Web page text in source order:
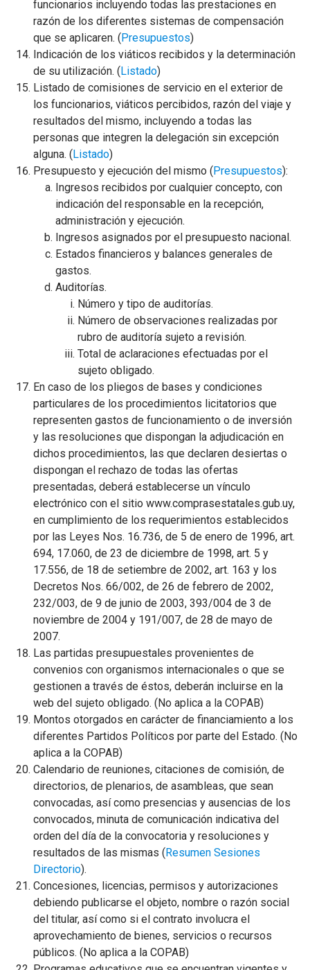
funcionarios incluyendo todas las prestaciones en
razón de los diferentes sistemas de compensación
que se aplicaren. (Presupuestos)
Indicación de los viáticos recibidos y la determinación
de su utilización. (Listado)
Listado de comisiones de servicio en el exterior de
los funcionarios, viáticos percibidos, razón del viaje y
resultados del mismo, incluyendo a todas las
personas que integren la delegación sin excepción
alguna. (Listado)
Presupuesto y ejecución del mismo (Presupuestos):
Ingresos recibidos por cualquier concepto, con
indicación del responsable en la recepción,
administración y ejecución.
Ingresos asignados por el presupuesto nacional.
Estados financieros y balances generales de
gastos.
Auditorías.
Número y tipo de auditorías.
Número de observaciones realizadas por
rubro de auditoría sujeto a revisión.
Total de aclaraciones efectuadas por el
sujeto obligado.
En caso de los pliegos de bases y condiciones
particulares de los procedimientos licitatorios que
representen gastos de funcionamiento o de inversión
y las resoluciones que dispongan la adjudicación en
dichos procedimientos, las que declaren desiertas o
dispongan el rechazo de todas las ofertas
presentadas, deberá establecerse un vínculo
electrónico con el sitio www.comprasestatales.gub.uy,
en cumplimiento de los requerimientos establecidos
por las Leyes Nos. 16.736, de 5 de enero de 1996, art.
694, 17.060, de 23 de diciembre de 1998, art. 5 y
17.556, de 18 de setiembre de 2002, art. 163 y los
Decretos Nos. 66/002, de 26 de febrero de 2002,
232/003, de 9 de junio de 2003, 393/004 de 3 de
noviembre de 2004 y 191/007, de 28 de mayo de
2007.
Las partidas presupuestales provenientes de
convenios con organismos internacionales o que se
gestionen a través de éstos, deberán incluirse en la
web del sujeto obligado. (No aplica a la COPAB)
Montos otorgados en carácter de financiamiento a los
diferentes Partidos Políticos por parte del Estado. (No
aplica a la COPAB)
Calendario de reuniones, citaciones de comisión, de
directorios, de plenarios, de asambleas, que sean
convocadas, así como presencias y ausencias de los
convocados, minuta de comunicación indicativa del
orden del día de la convocatoria y resoluciones y
resultados de las mismas (Resumen Sesiones
Directorio).
Concesiones, licencias, permisos y autorizaciones
debiendo publicarse el objeto, nombre o razón social
del titular, así como si el contrato involucra el
aprovechamiento de bienes, servicios o recursos
públicos. (No aplica a la COPAB)